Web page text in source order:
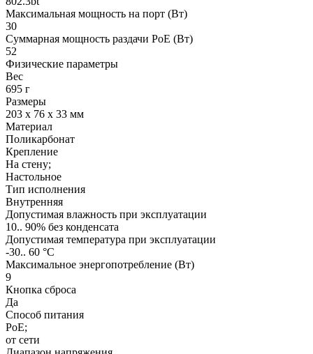
Максимальная мощность на порт (Вт)
30
Суммарная мощность раздачи PoE (Вт)
52
Физические параметры
Вес
695 г
Размеры
203 x 76 x 33 мм
Материал
Поликарбонат
Крепление
На стену;
Настольное
Тип исполнения
Внутренняя
Допустимая влажность при эксплуатации
10.. 90% без конденсата
Допустимая температура при эксплуатации
-30.. 60 °С
Максимальное энергопотребление (Вт)
9
Кнопка сброса
Да
Способ питания
PoE;
от сети